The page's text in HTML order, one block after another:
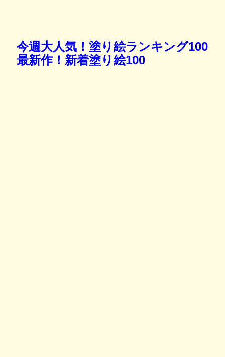
今週大人気！塗り絵ランキング100
最新作！新着塗り絵100